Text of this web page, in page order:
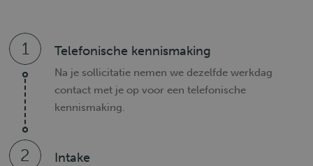
1 Telefonische kennismaking
Na je sollicitatie nemen we dezelfde werkdag
contact met je op voor een telefonische
kennismaking.
2 Intake